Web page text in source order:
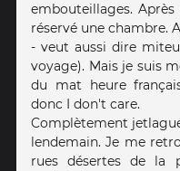
embouteillages.
réservé une chambre.
- veut aussi dire
voyage). Mais je suis
du mat heure
donc I don't care.
Complètement
lendemain. Je me
rues désertes de la